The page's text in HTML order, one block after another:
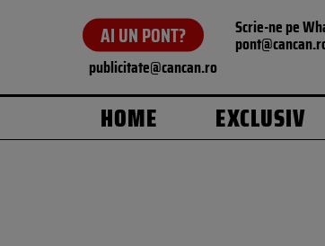
AI UN PONT? Scrie-ne pe
publicitate@cancan.ro
HOME EXCLUSIV